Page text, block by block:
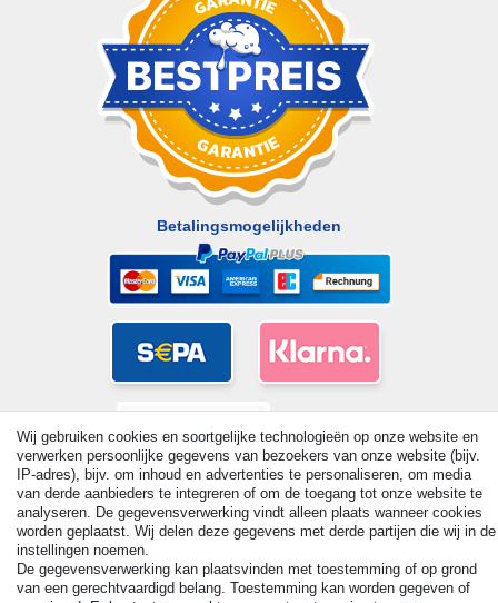
Betalingsmogelijkheden
© Copyright 2026 | Alle rechten voorbehouden. - All rights
reserved. Prices incl. VAT. 19% VAT Basic prices see article detail
Wij gebruiken cookies en soortgelijke technologieën op onze website en
verwerken persoonlijke gegevens van bezoekers van onze website (bijv.
IP-adres), bijv. om inhoud en advertenties te personaliseren, om media
van derde aanbieders te integreren of om de toegang tot onze website te
analyseren. De gegevensverwerking vindt alleen plaats wanneer cookies
worden geplaatst. Wij delen deze gegevens met derde partijen die wij in de
instellingen noemen.
De gegevensverwerking kan plaatsvinden met toestemming of op grond
van een gerechtvaardigd belang. Toestemming kan worden gegeven of